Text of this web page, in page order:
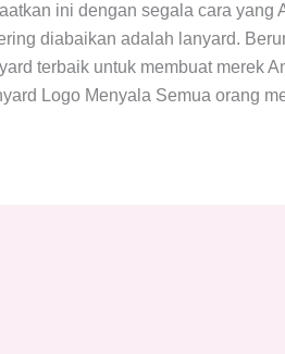
ini dengan segala cara yang
diabaikan adalah lanyard.
terbaik untuk membuat merek
Logo Menyala Semua orang